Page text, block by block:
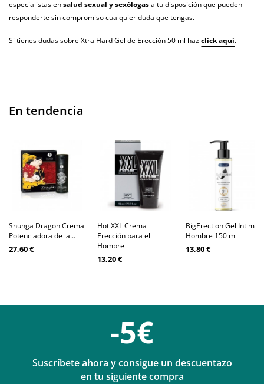
especialistas ensalud sexual y sexólogasa tu disposición que pueden
responderte sin compromiso cualquier duda que tengas.
Si tienes dudas sobre Xtra Hard Gel de Erección 50 ml hazclick aquí.
En tendencia
Shunga Dragon Crema
Potenciadora de la...
27,60 €
Hot XXL Crema
Erección para el
Hombre
13,20 €
BigErection Gel Intimo
Hombre 150 ml
13,80 €
-5€
Suscríbete ahora y consigue un descuentazo
en tu siguiente compra